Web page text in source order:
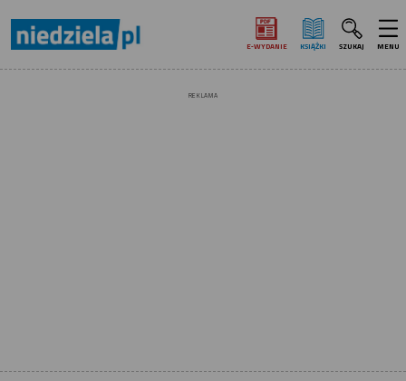
E‑WYDANIE KSIĄŻKI SZUKAJ MENU
REKLAMA